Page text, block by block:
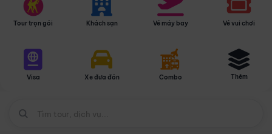
Tour trọn gói Khách sạn Vé máy bay Vé vui chơi
Visa Xe đưa đón Combo Thêm